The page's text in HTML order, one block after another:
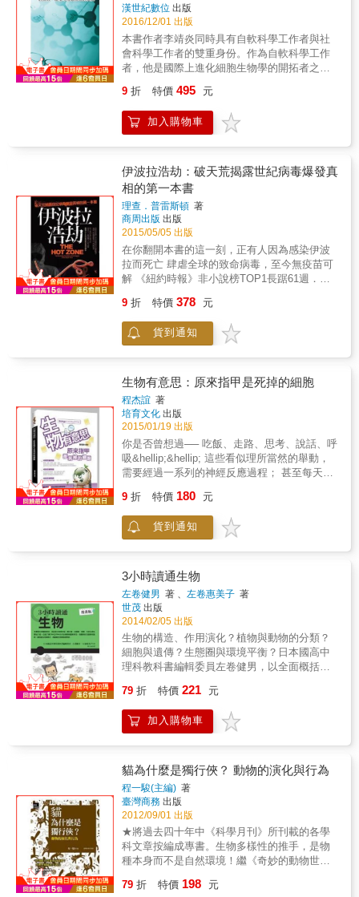
仍保留著生命起源的蛛絲馬跡，供人們去探
「界、門、綱、目、科、屬、種」的複雜分
類， 請扭轉你的視野，和我們一起踏上這條貫
通生命奧祕的大道。 從最微小的細菌到最複雜
的人類，全部被16種共通的模式貫穿， 任憑生
下一視同仁。 這就是《觀念生物學1、2》要傳
達的核心觀念。 書中隨處可見豐富的想像力以
及新鮮多汁的比喻， 搭配上精緻、俏皮的插
然的美麗！ 《觀念生物學3、4》 ●生物學家、
畫家、科學作家、媒體傳播人聯手出擊 ●圖文
並茂，帶你探索神祕的微生物世界 ●頂尖高中
推薦閱讀書單、大學生物課程指定教材 在遍覽
了貫穿生物世界的16種模式之後， 現在，請你
踏入鏡中世界， 造訪地球上最微小卻最充滿生
命力的隱形居民&mdash;&mdash;微生物。 其
實，我們能活在這世界上，都多虧了微生物的
幕後功臣， 也是把所有生命連結成複雜網絡所
神，一點也不為過！ 這些小傢伙也是所有生物
的老祖宗， 當今生物的多樣性， 都是從它們單
細胞的祖先那兒一點一滴演化而來的。 微生物
也有另外一面，這些隱形的小傢伙不全是善
類。 有些病菌就是喜歡找碴，給我們帶來各種
疾病。 這場人菌大戰已打了好幾萬年， 隨著科
學與醫療的進步，戰況也愈演愈烈。 人類好不
容易在二十世紀發現了抗生素，取得優勢， 但
微生物緊接著就發展出抗藥性來對付。 究竟我
們有沒有辦法戰勝微生物？書中有獨到的見
解。 隨著對微生物愈來愈了解，我們漸漸進入
與微生物合夥的新關係， 利用它們的技能來解
決種種難題， 例如治療與預防疾病、餵養愈來
愈龐大的人口、清理汙染的環境。 然而，在開
發利用微生物之際， 我們也必須以無比的智慧
拿捏好分寸， 和這群小東西保持和諧平衡的共
又是如何從單細胞演變得如此繽紛複雜嗎？ 我
們怎樣對待微生物，關係著人類與地球的未
來。 請繼續瞧瞧《觀念生物學3、4》吧！
漢世紀數位 出版
2016/12/01 出版
本書作者李靖炎同時具有自軟科學工作者與社
會科學工作者的雙重身份。作為自軟科學工作
者，他是國際上進化細胞生物學的開拓者之
創。在社會科學的研究上，作者對‘革命馬克思
主義’進行了分析研究與揚棄發展，自成一家之
言。作者是大陸前《炎黃春秋》雜誌的核心撰
彩。本書不僅記述了他本人和他的同輩人在各
個時期的親身經歷，並且從歷史唯物主義的角
度對中國大陸改革開放前的各個時期進行了分
析評論。本書對作者出國考察參加學術會議在
歐洲、非洲、日本的一些特殊的見聞，也同樣
進行了分析評論。本書記述了作者在細胞的進
化起源問題上探索真理的艱難曲折的歷程。作
者還實事求是地記述了自己在社會主義問題上
探索真理的艱難緩慢的歷程（第十九章），並
且對自己的長期探索所得進行了比較全面的總
9 折 特價 495 元
加入購物車
伊波拉浩劫：破天荒揭露世紀病毒爆發真
相的第一本書
理查．普雷斯頓 著
商周出版 出版
2015/05/05 出版
在你翻開本書的這一刻，正有人因為感染伊波
拉而死亡 肆虐全球的致命病毒，至今無疫苗可
解 《紐約時報》非小說榜TOP1長踞61週．電
面、最深入、最震撼人心的追蹤，暢銷二十年
科普經典全新中譯本 1967年，一種前所未見的
絲狀病毒現身於德國馬堡，造成數人身亡。
後，伊波拉在薩伊捲土重來，幾天之內，就奪
去九成病人的性命。1989年，美國雷斯頓一間
猴子飼養所再出現新型伊波拉，猴子大量死
亡，但並未感染人類。在那之後，伊波拉仍持
續繁衍、變種，至今未歇。 為追溯1989年在雷
斯頓造成猴子大量死亡的伊波拉爆發事件，作
者爬梳大量文獻、訪談當年與早先曾接觸伊波
拉病例的醫師與研究者，並親赴最可能為伊波
拉源頭的中非基藤岩洞，將70至80年代遽然出
連，構成了一部了解伊波拉疫情發展，生動而
可信的紀錄。
9 折 特價 378 元
貨到通知
生物有意思：原來指甲是死掉的細胞
程杰誼 著
培育文化 出版
2015/01/19 出版
你是否曾想過── 吃飯、走路、思考、說話、呼
吸&hellip;&hellip; 這些看似理所當然的舉動，
需要經過一系列的神經反應過程； 甚至每天必
應過程。 & 你是否曾想過── 從茂密的熱帶雨
林，到冰天雪地的南北極； 從蔚藍的海洋湖
泊，到乾旱的沙漠戈壁， 植物為什麼能夠在各
科學家們始終不停地在探索生物界的奧祕， 即
便如此，神奇的大自然還是存在許多未解之
謎， 彷彿是大自然在跟我們開了個巨大的玩
笑：讓我們不停地探索、不停地發現。 & 阿強
的爸爸是位微生物學家，平時，阿強總喜歡聽
爸爸講一些關於微生物的知識。 & 今天是週
末，爸爸帶阿強出去玩了一上午，在路上，阿
強無意中從一張紙上發現了「葡萄糖」之類的
字樣。 & 爸爸靈機一動，就告訴阿強說：「你
啊！」 & 「細菌也會『挑食』？爸爸，你快說
說是怎麼回事？」阿強迫不及待地問。 & 親愛
的讀者，你知道這是為什麼嗎？
9 折 特價 180 元
貨到通知
3小時讀通生物
左卷健男 著 、左卷惠美子 著
世茂 出版
2014/02/05 出版
生物的構造、作用演化？植物與動物的分類？
細胞與遺傳？生態圈與環境平衡？日本國高中
理科教科書編輯委員左卷健男，以全面概括的
讓讀者能在短時間內，重新了解生物的基礎知
識。 & 本書是針對三種人所寫，第一種是因為
工作或學業等需求，希望在短時間內重新學會
預習中學生物概要的學生。 & 《3小時讀通生
物學》可以幫助你在短時間內，重新學習到生
物學的基礎知識，以進階學習更高程度的知
識。本書在維持知識整體性的同時，也精心篩
選真正重要的基礎知識，並以這些基礎知識為
骨幹，加入補充說明，希望讀者能夠學得迅速
又均衡，每一章平均只要30分鐘便能吸收！ &
第１章 植物的構造、作用、生活
&&&&&&& 第２章 植物的種類與歷史&&&
79 折 特價 221 元
加入購物車
貓為什麼是獨行俠？ 動物的演化與行為
程一駿(主編) 著
臺灣商務 出版
2012/09/01 出版
★將過去四十年中《科學月刊》所刊載的各學
科文章按編成專書。生物多樣性的推手，是物
種本身而不是自然環境！繼《奇妙的動物世
中十分奇妙的一點是，生物多樣性遠大於自然
79 折 特價 198 元